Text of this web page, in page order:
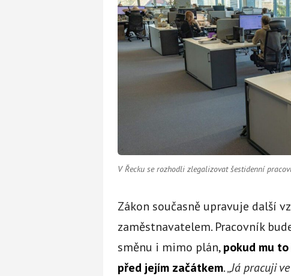
V Řecku se rozhodli zlegalizovat šestidenní
Zákon současně upravuje další
zaměstnavatelem. Pracovník
směnu i mimo plán,pokud mu
před jejím začátkem. „Já pracuji